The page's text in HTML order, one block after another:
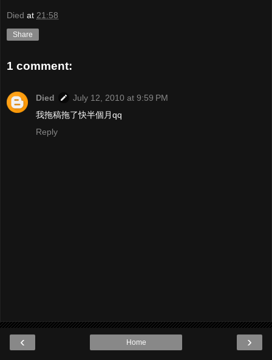
Died at 21:58
Share
1 comment:
Died
July 12, 2010 at 9:59 PM
我拖稿拖了快半個月qq
Reply
‹ ›
Home